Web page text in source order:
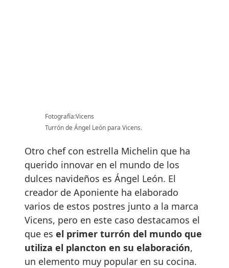
Fotografía:Vicens
Turrón de Ángel León para Vicens.
Otro chef con estrella Michelin que ha
querido innovar en el mundo de los
dulces navideños es Ángel León. El
creador de Aponiente ha elaborado
varios de estos postres junto a la marca
Vicens, pero en este caso destacamos el
que es el primer turrón del mundo que
utiliza el plancton en su elaboración,
un elemento muy popular en su cocina.